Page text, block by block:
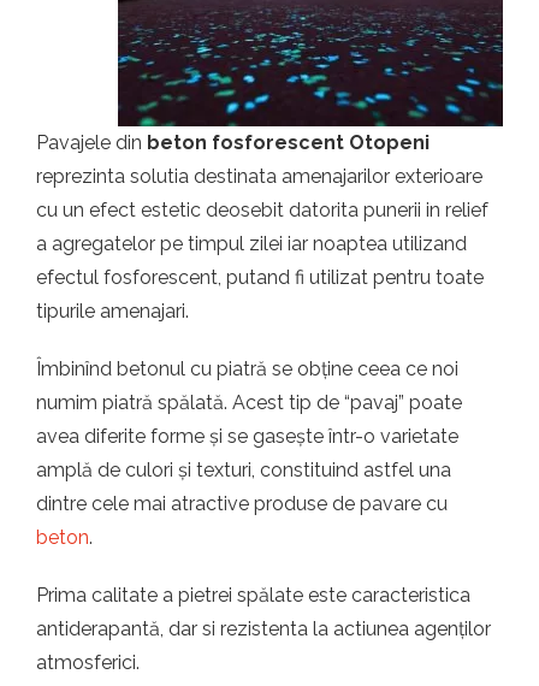
Pavajele din beton fosforescent Otopeni
reprezinta solutia destinata amenajarilor exterioare
cu un efect estetic deosebit datorita punerii in relief
a agregatelor pe timpul zilei iar noaptea utilizand
efectul fosforescent, putand fi utilizat pentru toate
tipurile amenajari.
Îmbinînd betonul cu piatră se obține ceea ce noi
numim piatră spălată. Acest tip de “pavaj” poate
avea diferite forme și se gasește într-o varietate
amplă de culori și texturi, constituind astfel una
dintre cele mai atractive produse de pavare cu
beton.
Prima calitate a pietrei spălate este caracteristica
antiderapantă, dar si rezistenta la actiunea agenților
atmosferici.